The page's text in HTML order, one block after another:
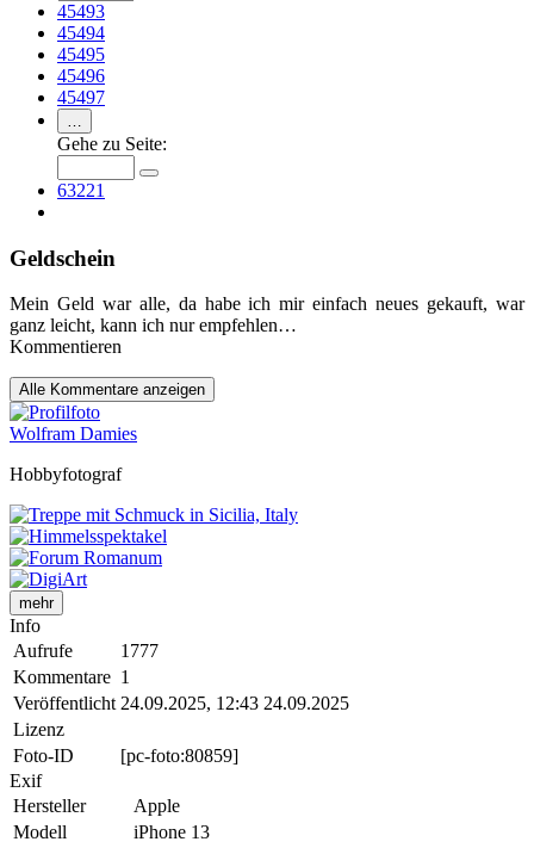
45493
45494
45495
45496
45497
…
Gehe zu Seite:
63221
Geldschein
Mein Geld war alle, da habe ich mir einfach neues gekauft, war
ganz leicht, kann ich nur empfehlen…
Kommentieren
Alle Kommentare anzeigen
Wolfram Damies
Hobbyfotograf
mehr
Info
Aufrufe
1777
Kommentare 1
Veröffentlicht 24.09.2025, 12:43 24.09.2025
Lizenz
Foto-ID
[pc-foto:80859]
Exif
Hersteller
Apple
Modell
iPhone 13